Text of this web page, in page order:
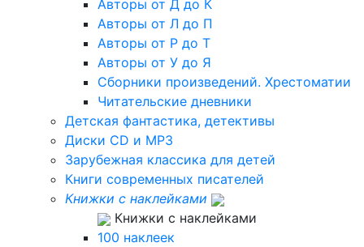
Авторы от Д до К
Авторы от Л до П
Авторы от Р до Т
Авторы от У до Я
Сборники произведений. Хрестоматии
Читательские дневники
Детская фантастика, детективы
Диски CD и MP3
Зарубежная классика для детей
Книги современных писателей
Книжки с наклейками
Книжки с наклейками
100 наклеек